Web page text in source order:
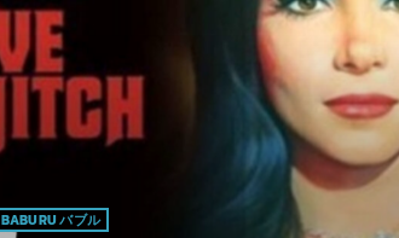
BABURU バブル